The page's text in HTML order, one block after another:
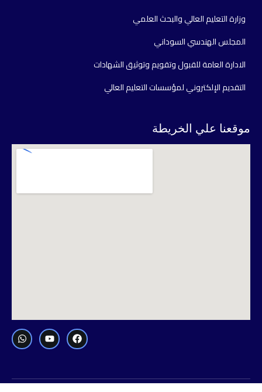
وزارة التعليم العالي والبحث العلمي
المجلس الهندسي السوداني
الادارة العامة للقبول وتقويم وتوثيق الشهادات
التقديم الإلكتروني لمؤسسات التعليم العالي
موقعنا علي الخريطة